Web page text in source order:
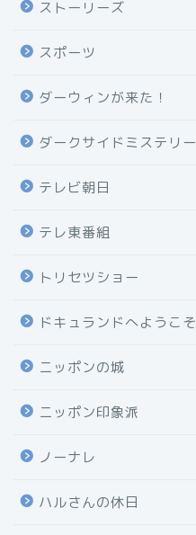
ストーリーズ
スポーツ
ダーウィンが来た！
ダークサイドミステリー
テレビ朝日
テレ東番組
トリセツショー
ドキュランドへようこそ
ニッポンの城
ニッポン印象派
ノーナレ
ハルさんの休日